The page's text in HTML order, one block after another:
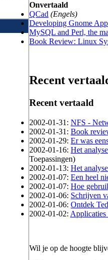
Onvertaald
QCad (Engels)
Developing Gnome
MySQL and Perl, the
Book Review: Linux
Recent
Recent vertaald
2002-01-31: NFS -
2002-01-31: Book
2002-01-29: Er was
2002-01-16: Het
Toepassingen)
2002-01-13: Het
2002-01-07: Een heel
2002-01-07: Hoe
2002-01-06: Schrijven
2002-01-06: Ontdek Ted
2002-01-02: Applicaties
Wil je op de hoogte